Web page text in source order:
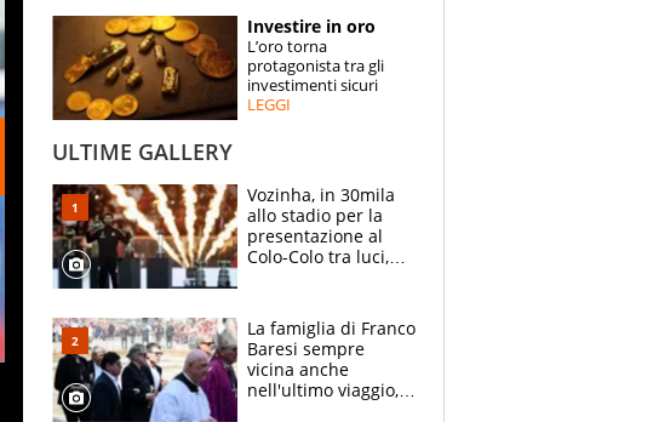
SPECIALI
ESPERTI
Investire in oro
L’oro torna
protagonista tra gli
investimenti sicuri
LEGGI
ULTIME GALLERY
Vozinha, in 30mila
allo stadio per la
presentazione al
Colo-Colo tra luci,
La famiglia di Franco
Baresi sempre
vicina anche
nell'ultimo viaggio,